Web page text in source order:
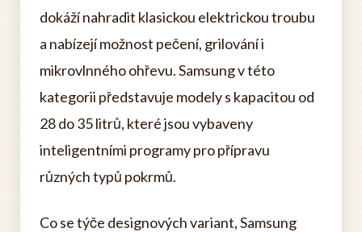
dokáží nahradit klasickou elektrickou troubu
a nabízejí možnost pečení, grilování i
mikrovlnného ohřevu. Samsung v této
kategorii představuje modely s kapacitou od
28 do 35 litrů, které jsou vybaveny
inteligentními programy pro přípravu
různých typů pokrmů.
Co se týče designových variant, Samsung